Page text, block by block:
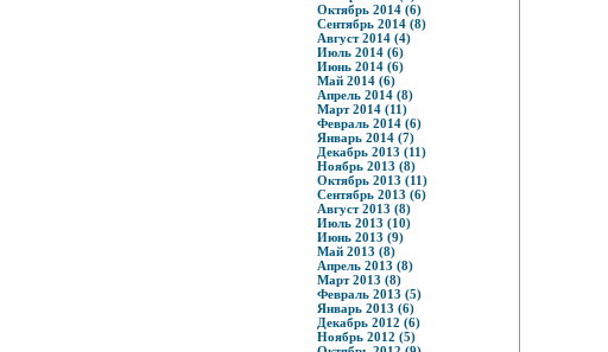
Октябрь 2014 (6)
Сентябрь 2014 (8)
Август 2014 (4)
Июль 2014 (6)
Июнь 2014 (6)
Май 2014 (6)
Апрель 2014 (8)
Март 2014 (11)
Февраль 2014 (6)
Январь 2014 (7)
Декабрь 2013 (11)
Ноябрь 2013 (8)
Октябрь 2013 (11)
Сентябрь 2013 (6)
Август 2013 (8)
Июль 2013 (10)
Июнь 2013 (9)
Май 2013 (8)
Апрель 2013 (8)
Март 2013 (8)
Февраль 2013 (5)
Январь 2013 (6)
Декабрь 2012 (6)
Ноябрь 2012 (5)